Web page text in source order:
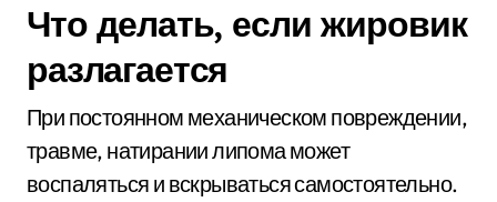
Что делать, если жировик
разлагается
При постоянном механическом повреждении,
травме, натирании липома может
воспаляться и вскрываться самостоятельно.